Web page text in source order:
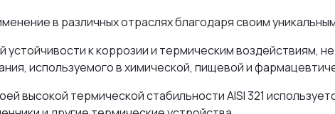
в различных отраслях благодаря своим
к коррозии и термическим воздействиям,
используемого в химической, пищевой и
высокой термической стабильности AISI 321